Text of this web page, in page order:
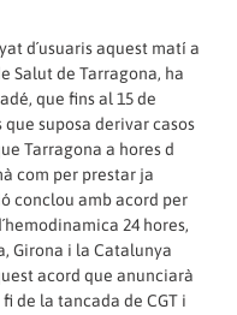
d´usuaris aquest matí a
Salut de Tarragona, ha
que fins al 15 de
suposa derivar casos
Tarragona a hores d
com per prestar ja
conclou amb acord per
24 hores,
Girona i la Catalunya
acord que anunciarà
de la tancada de CGT i